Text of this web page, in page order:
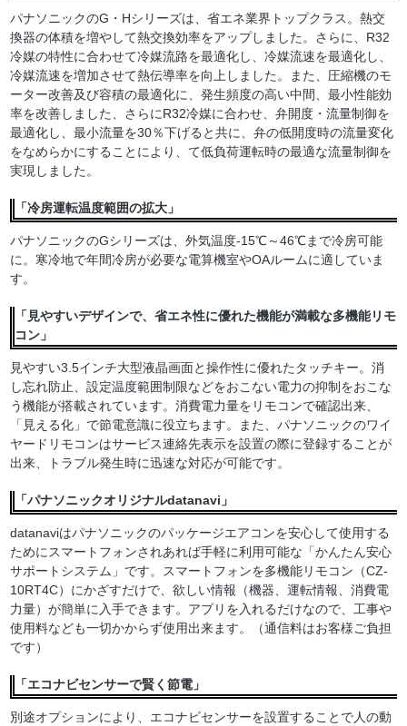
パナソニックのG・Hシリーズは、省エネ業界トップクラス。熱交
換器の体積を増やして熱交換効率をアップしました。さらに、R32
冷媒の特性に合わせて冷媒流路を最適化し、冷媒流速を最適化し、
冷媒流速を増加させて熱伝導率を向上しました。また、圧縮機のモ
ーター改善及び容積の最適化に、発生頻度の高い中間、最小性能効
率を改善しました、さらにR32冷媒に合わせ、弁開度・流量制御を
最適化し、最小流量を30％下げると共に、弁の低開度時の流量変化
をなめらかにすることにより、て低負荷運転時の最適な流量制御を
実現しました。
「冷房運転温度範囲の拡大」
パナソニックのGシリーズは、外気温度-15℃～46℃まで冷房可能
に。寒冷地で年間冷房が必要な電算機室やOAルームに適していま
す。
「見やすいデザインで、省エネ性に優れた機能が満載な多機能リモ
コン」
見やすい3.5インチ大型液晶画面と操作性に優れたタッチキー。消
し忘れ防止、設定温度範囲制限などをおこない電力の抑制をおこな
う機能が搭載されています。消費電力量をリモコンで確認出来、
「見える化」で節電意識に役立ちます。また、パナソニックのワイ
ヤードリモコンはサービス連絡先表示を設置の際に登録することが
出来、トラブル発生時に迅速な対応が可能です。
「パナソニックオリジナルdatanavi」
datanaviはパナソニックのパッケージエアコンを安心して使用する
ためにスマートフォンされあれば手軽に利用可能な「かんたん安心
サポートシステム」です。スマートフォンを多機能リモコン（CZ-
10RT4C）にかざすだけで、欲しい情報（機器、運転情報、消費電
力量）が簡単に入手できます。アプリを入れるだけなので、工事や
使用料なども一切かからず使用出来ます。（通信料はお客様ご負担
です）
「エコナビセンサーで賢く節電」
別途オプションにより、エコナビセンサーを設置することで人の動